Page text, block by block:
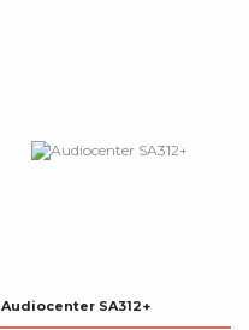
Audiocenter SA312+